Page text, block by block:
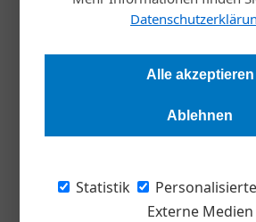
Alle akzeptieren
Ablehnen
Statistik
Externe Medien
Redaktion Die Wirtschaft
Warum expandieren manche
Wien zeigt, wie familieninterne Führung,
und der kulturelle Kontext des